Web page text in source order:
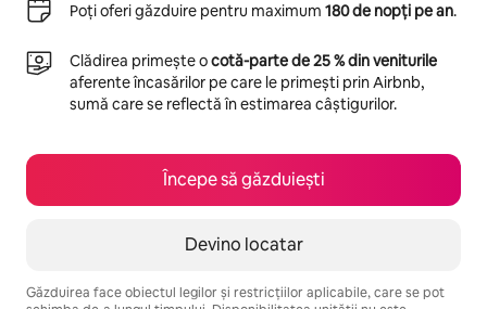
Poți oferi găzduire pentru maximum 180 de nopți pe an.
Clădirea primește ocotă-parte de 25 % din veniturile
aferente încasărilor pe care le primești prin Airbnb,
sumă care se reflectă în estimarea câștigurilor.
Începe să găzduiești
Devino locatar
Găzduirea face obiectul legilor și restricțiilor aplicabile, care se pot